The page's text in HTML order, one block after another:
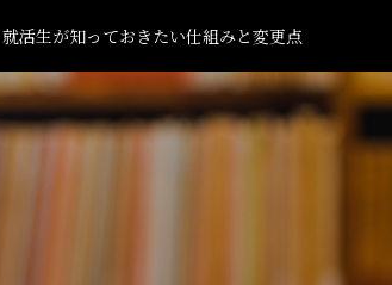
活生が知っておきたい仕組みと変更点
らせ｜アクチュアリー就活塾
活生が知っておきたい仕組みと変更点
せ｜アクチュアリー就活塾